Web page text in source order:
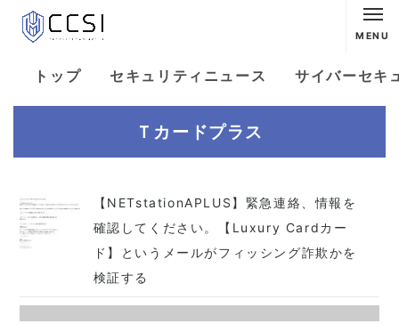
MENU
トップ セキュリティニュース サイバーセキ
Ｔカードプラス
【NETstationAPLUS】緊急連絡、情報を
確認してください。【Luxury Cardカー
ド】というメールがフィッシング詐欺かを
検証する